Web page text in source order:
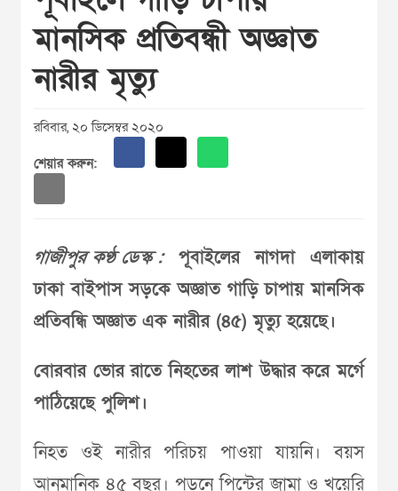
মানসিক প্রতিবন্ধী অজ্ঞাত
নারীর মৃত্যু
রবিবার, ২০ ডিসেম্বর ২০২০
শেয়ার করুন:
গাজীপুর কণ্ঠ ডেস্ক :পূবাইলের নাগদা এলাকায়
ঢাকা বাইপাস সড়কে অজ্ঞাত গাড়ি চাপায় মানসিক
প্রতিবন্ধি অজ্ঞাত এক নারীর (৪৫) মৃত্যু হয়েছে।
বোরবার ভোর রাতে নিহতের লাশ উদ্ধার করে মর্গে
পাঠিয়েছে পুলিশ।
নিহত ওই নারীর পরিচয় পাওয়া যায়নি। বয়স
আনুমানিক ৪৫ বছর। পড়নে পিন্টের জামা ও খয়েরি